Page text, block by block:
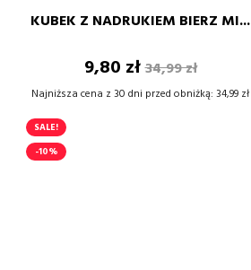
KUBEK Z NADRUKIEM BIERZ MI...
Cena
9,80 złCena
podstawowa
34,99 zł
Najniższa cena z 30 dni przed obniżką: 34,99 zł
– +
DODAJ DO KOSZYKA
SALE!
-10%